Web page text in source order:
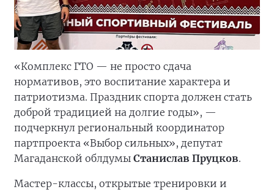
«Комплекс ГТО — не просто сдача
нормативов, это воспитание характера и
патриотизма. Праздник спорта должен стать
доброй традицией на долгие годы», —
подчеркнул региональный координатор
партпроекта «Выбор сильных», депутат
Магаданской облдумы Станислав Пруцков.
Мастер-классы, открытые тренировки и